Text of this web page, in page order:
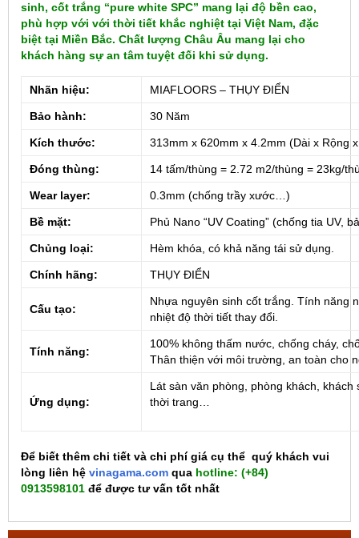
sinh, cốt trắng “pure white SPC” mang lại độ bền cao,
phù hợp với với thời tiết khắc nghiệt tại Việt Nam, đặc
biệt tại Miền Bắc. Chất lượng Châu Âu mang lại cho
khách hàng sự an tâm tuyệt đối khi sử dụng.
Nhãn hiệu: MIAFLOORS – THỤY ĐIỂN
Bảo hành: 30 Năm
Kích thước: 313mm x 620mm x 4.2mm (Dài x Rộng
Đóng thùng: 14 tấm/thùng = 2.72 m2/thùng = 23kg/
Wear layer: 0.3mm (chống trầy xước…)
Bề mặt: Phủ Nano “UV Coating” (chống tia UV,
Chủng loại: Hèm khóa, có khả năng tái sử dụng.
Chính hãng: THỤY ĐIỂN
Cấu tạo:
Nhựa nguyên sinh cốt trắng. Tính năng
nhiệt độ thời tiết thay đổi.
Tính năng:
100% không thấm nước, chống cháy,
Thân thiện với môi trường, an toàn cho
Ứng dụng:
Lát sàn văn phòng, phòng khách,
thời trang…
Để biết thêm chi tiết và chi phí giá cụ thể quý khách vui
lòng liên hệ vinagama.com qua hotline: (+84)
0913598101 để được tư vấn tốt nhất